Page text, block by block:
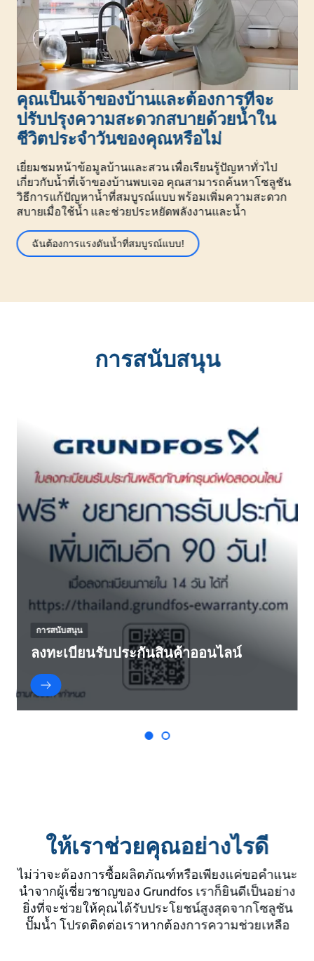
คุณเป็นเจ้าของบ้านและต้องการที่จะ
ปรับปรุงความสะดวกสบายด้วยน้ำใน
ชีวิตประจำวันของคุณหรือไม่
เยี่ยมชมหน้าข้อมูลบ้านและสวน เพื่อเรียนรู้ปัญหาทั่วไป
เกี่ยวกับน้ำที่เจ้าของบ้านพบเจอ คุณสามารถค้นหาโซลูชัน
วิธีการแก้ปัญหาน้ำที่สมบูรณ์แบบ พร้อมเพิ่มความสะดวก
สบายเมื่อใช้น้ำ และช่วยประหยัดพลังงานและน้ำ
ฉันต้องการแรงดันน้ำที่สมบูรณ์แบบ!
การสนับสนุน
การสนับสนุน
ลงทะเบียนรับประกันสินค้าออนไลน์
ให้เราช่วยคุณอย่างไรดี
ไม่ว่าจะต้องการซื้อผลิตภัณฑ์หรือเพียงแค่ขอคําแนะ
นําจากผู้เชี่ยวชาญของ Grundfos เราก็ยินดีเป็นอย่าง
ยิ่งที่จะช่วยให้คุณได้รับประโยชน์สูงสุดจากโซลูชัน
ปั๊มน้ำ โปรดติดต่อเราหากต้องการความช่วยเหลือ